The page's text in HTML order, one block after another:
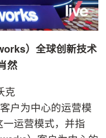
）全球创新技术
然
克
户为中心的运营模
一运营模式，并指